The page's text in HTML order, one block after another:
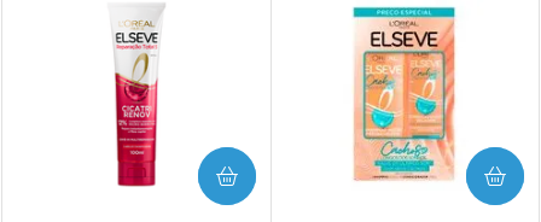
Laboratório
Por Menos Laboratório
Por Menos
COMPRAR COMPRAR